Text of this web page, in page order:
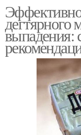
дегтярного
выпадения: